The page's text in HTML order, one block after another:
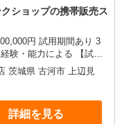
ショップの携帯販売ス
円 試用期間あり 3
能力による 【試用
400000 円
茨城県 古河市 上辺見
詳細を見る